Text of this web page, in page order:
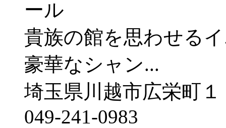
貴族の館を思わせる
豪華なシャン...
埼玉県川越市広栄町
049-241-0983